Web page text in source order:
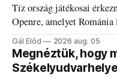
Tíz ország játékosai
Openre, amelyet
discgolfpályáján rendeznek
Gál Előd 2026 aug. 05
Megnéztük, hogy